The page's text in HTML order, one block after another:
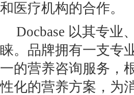
和医疗机构的合作。
Docbase 以其专业
睐。品牌拥有一支专
一的营养咨询服务，
性化的营养方案，为